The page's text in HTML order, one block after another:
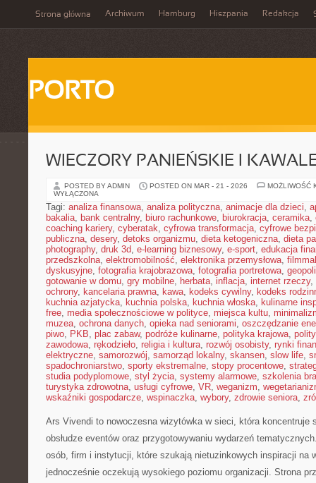
Strona główna Archiwum Hamburg Hiszpania Redakcja
PORTO
WIECZORY PANIEŃSKIE I
POSTED BY ADMIN POSTED ON MAR - 21 - 2026
MOŻLIWOŚĆ
WYŁĄCZONA
Tagi: analiza finansowa, analiza polityczna, animacje dla dzieci,
bakalia, bank centralny, biuro rachunkowe, biurokracja, ceramika,
coaching kariery, cyberatak, cyfrowa transformacja, cyfrowe
publiczna, desery, detoks organizmu, dieta ketogeniczna, dieta
photography, druk 3d, e-learning biznesowy, e-sport, edukacja
przedszkolna, elektromobilność, elektronika przemysłowa,
dyskusyjne, fotografia krajobrazowa, fotografia portretowa,
gotowanie w domu, gry mobilne, herbata, inflacja, internet rzeczy,
ochrony, kancelaria prawna, kawa, kodeks cywilny, kodeks
kuchnia azjatycka, kuchnia polska, kuchnia włoska, kulinarne
free, media społecznościowe w polityce, miejsca kultu,
muzea, ochrona danych, opieka nad seniorami, oszczędzanie
piwo, PKB, plac zabaw, podróże kulinarne, polityka krajowa,
zawodowa, rękodzieło, religia i kultura, rozwój osobisty, rynki
elektryczne, samorozwój, samorząd lokalny, skansen, slow life,
spadochroniarstwo, sporty ekstremalne, stopy procentowe,
studia podyplomowe, styl życia, systemy alarmowe, szkolenia
turystyka zdrowotna, usługi cyfrowe, VR, weganizm,
wskaźniki gospodarcze, wspinaczka, wybory, zdrowie seniora,
Ars Vivendi to nowoczesna wizytówka w sieci, która koncentruje
obsłudze eventów oraz przygotowywaniu wydarzeń
osób, firm i instytucji, które szukają nietuzinkowych inspiracji na
jednocześnie oczekują wysokiego poziomu organizacji. Strona